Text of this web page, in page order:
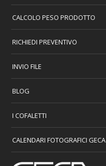
CALCOLO PESO PRODOTTO
RICHIEDI PREVENTIVO
INVIO FILE
BLOG
I COFALETTI
CALENDARI FOTOGRAFICI GECA